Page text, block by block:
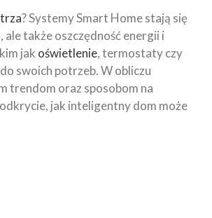
? Systemy Smart Home stają się
także oszczędność energii i
jak oświetlenie, termostaty czy
swoich potrzeb. W obliczu
trendom oraz sposobom na
jak inteligentny dom może